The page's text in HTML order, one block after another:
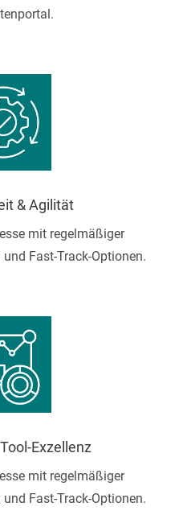
& Agilität
mit regelmäßiger
Fast-Track-Optionen.
Exzellenz
mit regelmäßiger
Fast-Track-Optionen.